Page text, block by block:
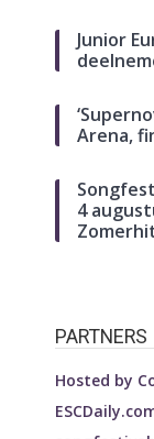
Junior
Arena,
4
PARTNERS
Hosted by